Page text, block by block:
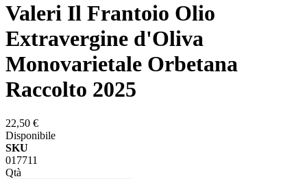
Valeri Il Frantoio Olio
Extravergine d'Oliva
Monovarietale Orbetana
Raccolto 2025
22,50 €
Disponibile
SKU
017711
Qtà